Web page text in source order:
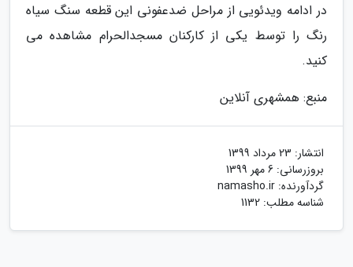
در ادامه ویدئویی از مراحل ضدعفونی این قطعه سنگ سیاه
رنگ را توسط یکی از کارکنان مسجدالحرام مشاهده می
کنید.
منبع: همشهری آنلاین
انتشار: 23 مرداد 1399
بروزرسانی: 6 مهر 1399
گردآورنده: namasho.ir
شناسه مطلب: 1132